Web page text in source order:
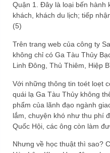
Quận 1. Đây là loại bến hành
khách, khách du lịch; tiếp
(5)
Trên trang web của công ty
không chỉ có Ga Tàu Thủy
Linh Đông, Thủ Thiêm, Hiệp
Với những thông tin toét loẹt
quái lạ Ga Tàu Thủy không
phẩm của lãnh đạo ngành
lắm, chuyện khó như thu phí
Quốc Hội, các ông còn làm
Nhưng về học thuật thì sao?